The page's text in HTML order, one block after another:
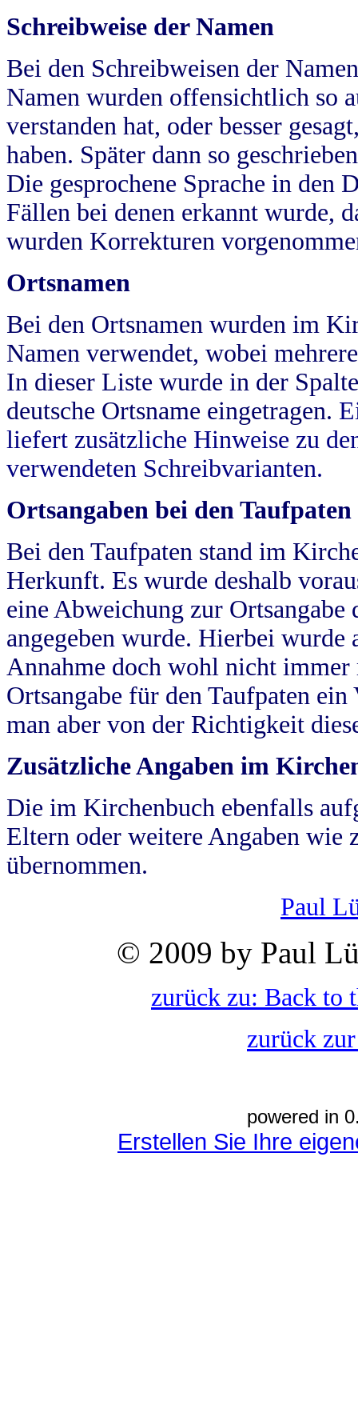
Schreibweise der Namen
Bei den Schreibweisen der
Namen wurden offensichtlich so
verstanden hat, oder besser
haben. Später dann so
Die gesprochene Sprache in
Fällen bei denen erkannt wurde,
wurden Korrekturen
Ortsnamen
Bei den Ortsnamen wurden im
Namen verwendet, wobei
In dieser Liste wurde in der
deutsche Ortsname eingetragen.
liefert zusätzliche Hinweise zu
verwendeten Schreibvarianten.
Ortsangaben bei den Taufpaten
Bei den Taufpaten stand im
Herkunft. Es wurde deshalb
eine Abweichung zur
angegeben wurde. Hierbei wurde
Annahme doch wohl nicht
Ortsangabe für den Taufpaten
man aber von der Richtigkeit
Zusätzliche Angaben im
Die im Kirchenbuch ebenfalls
Eltern oder weitere Angaben wie
übernommen.
Paul
© 2009 by Paul
zurück zu: Back to
zurück
powered in
Erstellen Sie Ihre